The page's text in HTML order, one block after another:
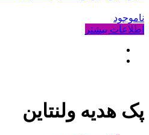
ناموجود
اطلاعات بیشتر
پک هدیه ولنتاین